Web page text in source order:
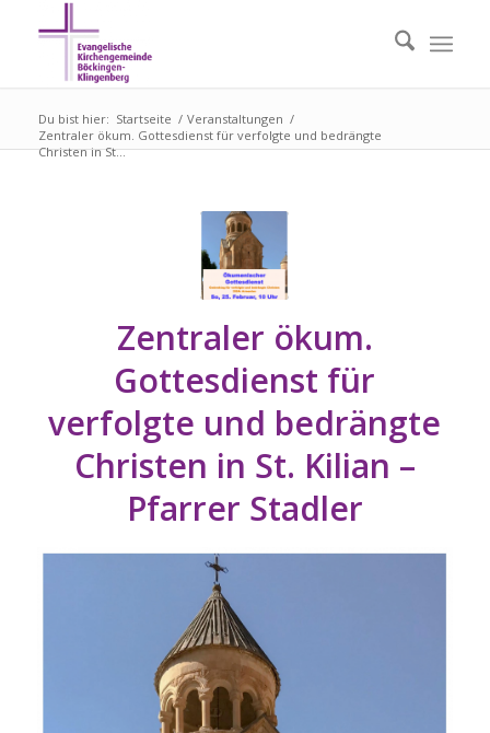
Du bist hier: Startseite / Veranstaltungen /
Zentraler ökum. Gottesdienst für verfolgte und bedrängte
Christen in St...
Zentraler ökum.
Gottesdienst für
verfolgte und bedrängte
Christen in St. Kilian –
Pfarrer Stadler